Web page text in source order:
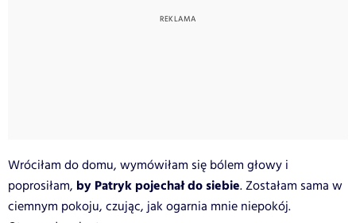
Wróciłam do domu, wymówiłam się bólem głowy i
poprosiłam, by Patryk pojechał do siebie. Zostałam sama w
ciemnym pokoju, czując, jak ogarnia mnie niepokój.